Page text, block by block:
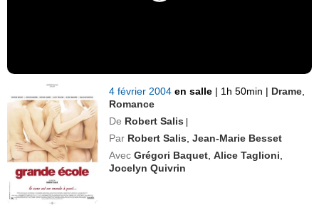
4 février 2004en salle | 1h 50min | Drame
Romance
De Robert Salis |
Par Robert Salis ,Jean-Marie Besset
Avec Grégori Baquet ,Alice Taglioni
Jocelyn Quivrin